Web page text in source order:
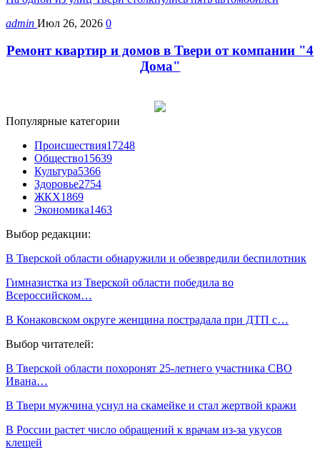
admin Июл 26, 2026 0
Ремонт квартир и домов в Твери от компании "4
Дома"
Популярные категории
Происшествия17248
Общество15639
Культура5366
Здоровье2754
ЖКХ1869
Экономика1463
Выбор редакции:
В Тверской области обнаружили и обезвредили беспилотник
Гимназистка из Тверской области победила во
Всероссийском…
В Конаковском округе женщина пострадала при ДТП с…
Выбор читателей:
В Тверской области похоронят 25-летнего участника СВО
Ивана…
В Твери мужчина уснул на скамейке и стал жертвой кражи
В России растет число обращений к врачам из-за укусов
клещей